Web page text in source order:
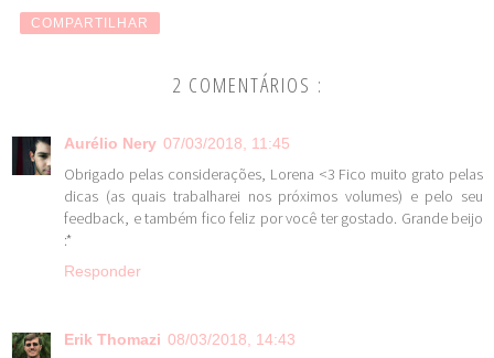
COMPARTILHAR
2 COMENTÁRIOS :
Aurélio Nery 07/03/2018, 11:45
Obrigado pelas considerações, Lorena <3 Fico muito grato pelas
dicas (as quais trabalharei nos próximos volumes) e pelo seu
feedback, e também fico feliz por você ter gostado. Grande beijo
:*
Responder
Erik Thomazi 08/03/2018, 14:43